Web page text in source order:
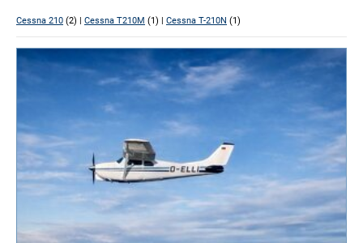
Cessna 210 (2) | Cessna T210M (1) | Cessna T-210N (1)